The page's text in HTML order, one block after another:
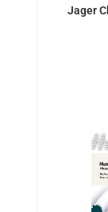
Jager